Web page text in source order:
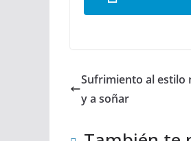
Sufrimiento al estilo
y a soñar